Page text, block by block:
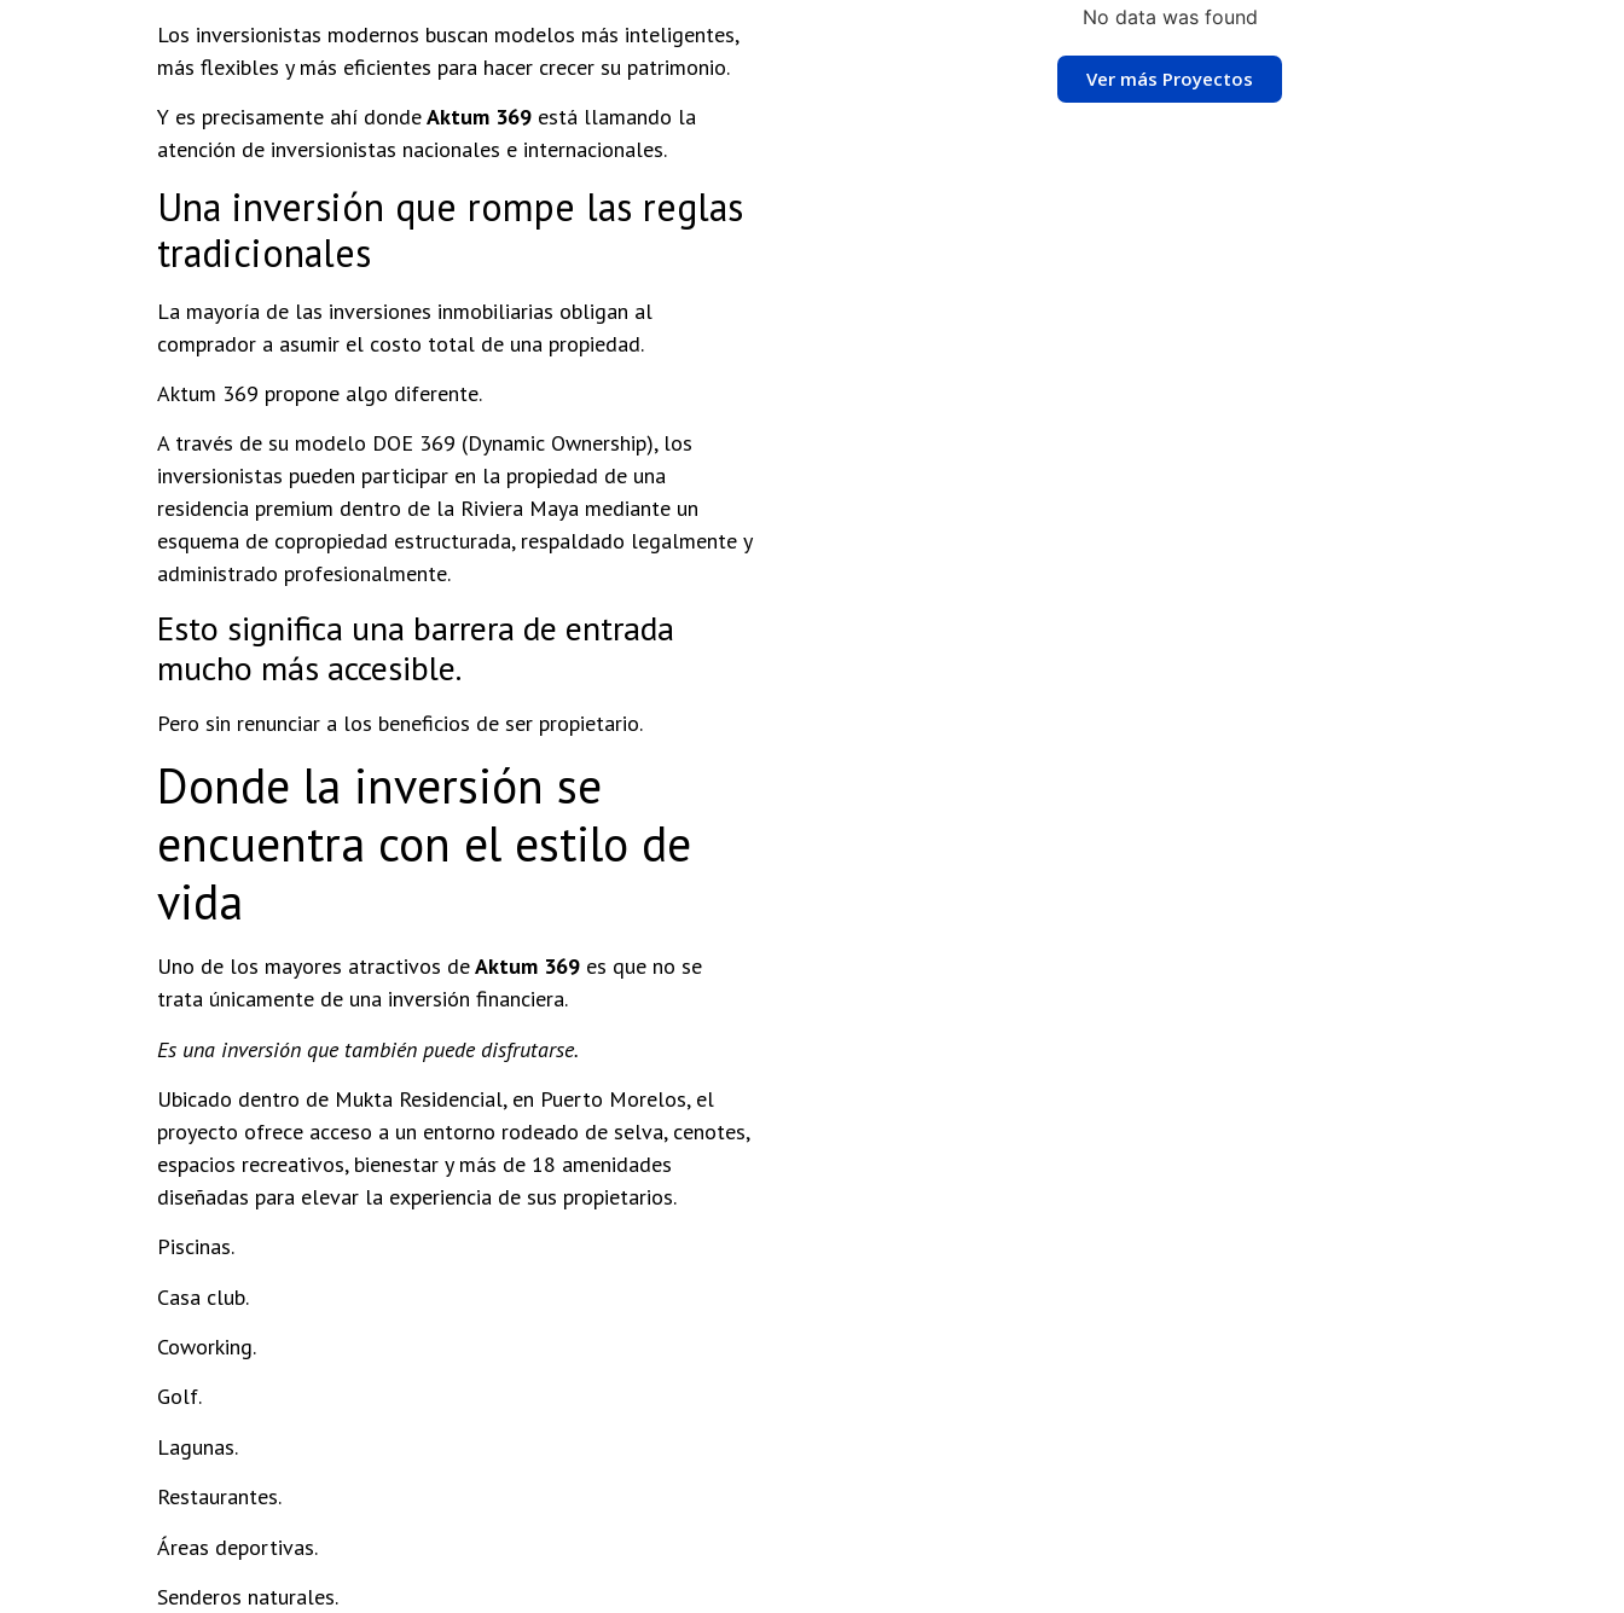
Los inversionistas modernos buscan modelos más inteligentes,
más flexibles y más eficientes para hacer crecer su patrimonio.
Y es precisamente ahí dondeAktum 369 está llamando la
atención de inversionistas nacionales e internacionales.
Una inversión que rompe las reglas
tradicionales
La mayoría de las inversiones inmobiliarias obligan al
comprador a asumir el costo total de una propiedad.
Aktum 369 propone algo diferente.
A través de su modelo DOE 369 (Dynamic Ownership), los
inversionistas pueden participar en la propiedad de una
residencia premium dentro de la Riviera Maya mediante un
esquema de copropiedad estructurada, respaldado legalmente y
administrado profesionalmente.
Esto significa una barrera de entrada
mucho más accesible.
Pero sin renunciar a los beneficios de ser propietario.
Donde la inversión se
encuentra con el estilo de
vida
Uno de los mayores atractivos deAktum 369 es que no se
trata únicamente de una inversión financiera.
Es una inversión que también puede disfrutarse.
Ubicado dentro de Mukta Residencial, en Puerto Morelos, el
proyecto ofrece acceso a un entorno rodeado de selva, cenotes,
espacios recreativos, bienestar y más de 18 amenidades
diseñadas para elevar la experiencia de sus propietarios.
Piscinas.
Casa club.
Coworking.
Golf.
Lagunas.
Restaurantes.
Áreas deportivas.
Senderos naturales.
No data was found
Ver más Proyectos